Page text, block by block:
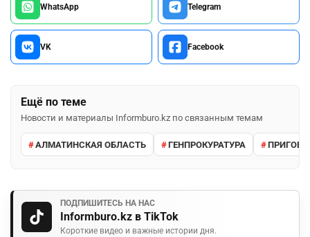
WhatsApp Telegram
VK Facebook
Ещё по теме
Новости и материалы Informburo.kz по связанным темам
АЛМАТИНСКАЯ ОБЛАСТЬ ГЕНПРОКУРАТУРА
ПОДПИШИТЕСЬ НА НАС
Informburo.kz в TikTok
Короткие видео и важные истории дня.